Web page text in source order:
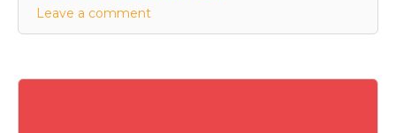
Leave a comment